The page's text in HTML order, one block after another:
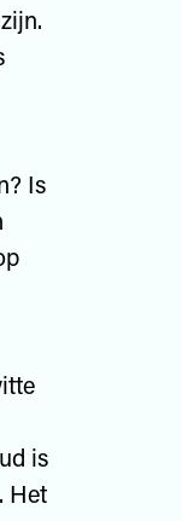
Is
is
Het